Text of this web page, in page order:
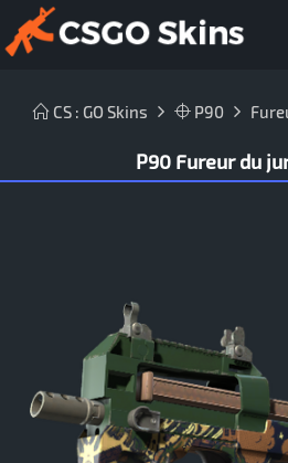
CS : GO Skins P90
P90 Fureur du